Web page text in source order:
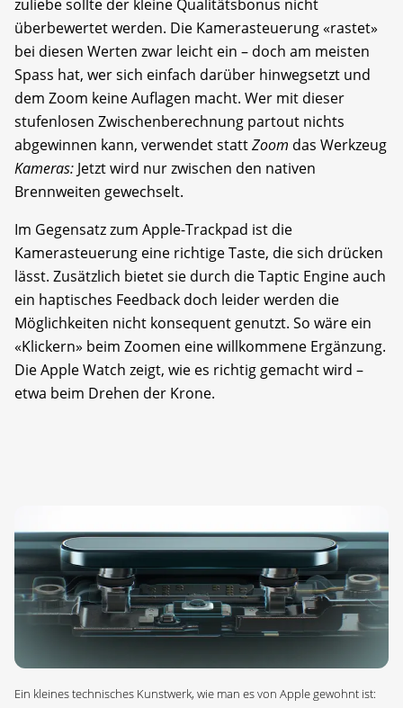
zuliebe sollte der kleine Qualitätsbonus nicht
überbewertet werden. Die Kamerasteuerung «rastet»
bei diesen Werten zwar leicht ein – doch am meisten
Spass hat, wer sich einfach darüber hinwegsetzt und
dem Zoom keine Auflagen macht. Wer mit dieser
stufenlosen Zwischenberechnung partout nichts
abgewinnen kann, verwendet stattZoom das Werkzeug
Kameras: Jetzt wird nur zwischen den nativen
Brennweiten gewechselt.
Im Gegensatz zum Apple-Trackpad ist die
Kamerasteuerung eine richtige Taste, die sich drücken
lässt. Zusätzlich bietet sie durch die Taptic Engine auch
ein haptisches Feedback doch leider werden die
Möglichkeiten nicht konsequent genutzt. So wäre ein
«Klickern» beim Zoomen eine willkommene Ergänzung.
Die Apple Watch zeigt, wie es richtig gemacht wird –
etwa beim Drehen der Krone.
Ein kleines technisches Kunstwerk, wie man es von Apple gewohnt ist: